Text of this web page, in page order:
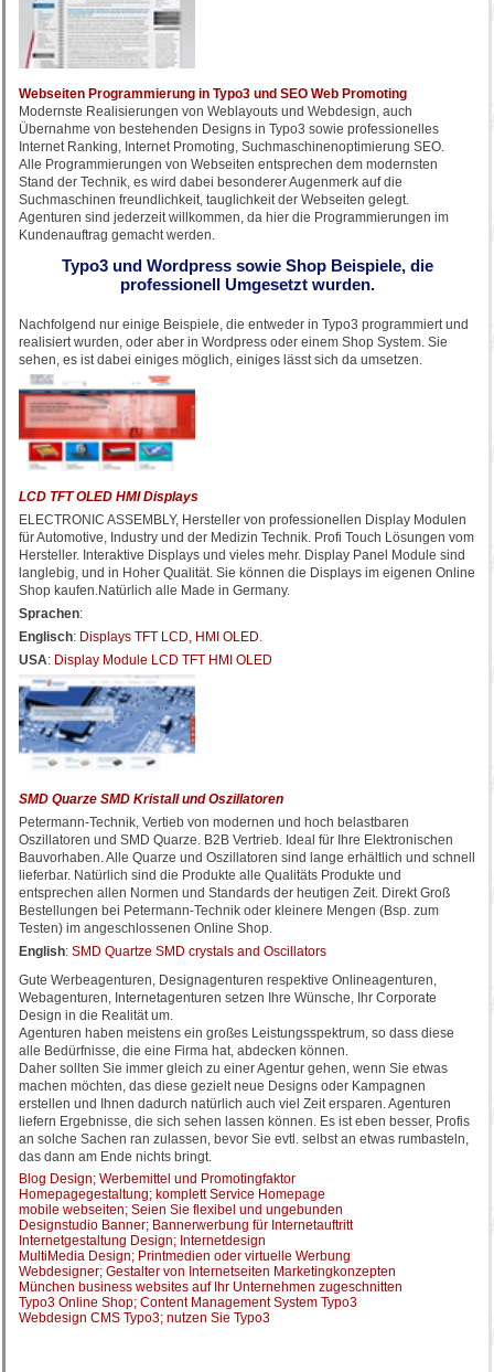
Webseiten Programmierung in Typo3 und SEO Web Promoting
Modernste Realisierungen von Weblayouts und Webdesign, auch
Übernahme von bestehenden Designs in Typo3 sowie professionelles
Internet Ranking, Internet Promoting, Suchmaschinenoptimierung SEO.
Alle Programmierungen von Webseiten entsprechen dem modernsten
Stand der Technik, es wird dabei besonderer Augenmerk auf die
Suchmaschinen freundlichkeit, tauglichkeit der Webseiten gelegt.
Agenturen sind jederzeit willkommen, da hier die Programmierungen im
Kundenauftrag gemacht werden.
Typo3 und Wordpress sowie Shop Beispiele, die
professionell Umgesetzt wurden.
Nachfolgend nur einige Beispiele, die entweder in Typo3 programmiert und
realisiert wurden, oder aber in Wordpress oder einem Shop System. Sie
sehen, es ist dabei einiges möglich, einiges lässt sich da umsetzen.
LCD TFT OLED HMI Displays
ELECTRONIC ASSEMBLY, Hersteller von professionellen Display Modulen
für Automotive, Industry und der Medizin Technik. Profi Touch Lösungen vom
Hersteller. Interaktive Displays und vieles mehr. Display Panel Module sind
langlebig, und in Hoher Qualität. Sie können die Displays im eigenen Online
Shop kaufen.Natürlich alle Made in Germany.
Sprachen:
Englisch: Displays TFT LCD, HMI OLED.
USA: Display Module LCD TFT HMI OLED
SMD Quarze SMD Kristall und Oszillatoren
Petermann-Technik, Vertieb von modernen und hoch belastbaren
Oszillatoren und SMD Quarze. B2B Vertrieb. Ideal für Ihre Elektronischen
Bauvorhaben. Alle Quarze und Oszillatoren sind lange erhältlich und schnell
lieferbar. Natürlich sind die Produkte alle Qualitäts Produkte und
entsprechen allen Normen und Standards der heutigen Zeit. Direkt Groß
Bestellungen bei Petermann-Technik oder kleinere Mengen (Bsp. zum
Testen) im angeschlossenen Online Shop.
English: SMD Quartze SMD crystals and Oscillators
Gute Werbeagenturen, Designagenturen respektive Onlineagenturen,
Webagenturen, Internetagenturen setzen Ihre Wünsche, Ihr Corporate
Design in die Realität um.
Agenturen haben meistens ein großes Leistungsspektrum, so dass diese
alle Bedürfnisse, die eine Firma hat, abdecken können.
Daher sollten Sie immer gleich zu einer Agentur gehen, wenn Sie etwas
machen möchten, das diese gezielt neue Designs oder Kampagnen
erstellen und Ihnen dadurch natürlich auch viel Zeit ersparen. Agenturen
liefern Ergebnisse, die sich sehen lassen können. Es ist eben besser, Profis
an solche Sachen ran zulassen, bevor Sie evtl. selbst an etwas rumbasteln,
das dann am Ende nichts bringt.
Blog Design; Werbemittel und Promotingfaktor
Homepagegestaltung; komplett Service Homepage
mobile webseiten; Seien Sie flexibel und ungebunden
Designstudio Banner; Bannerwerbung für Internetauftritt
Internetgestaltung Design; Internetdesign
MultiMedia Design; Printmedien oder virtuelle Werbung
Webdesigner; Gestalter von Internetseiten Marketingkonzepten
München business websites auf Ihr Unternehmen zugeschnitten
Typo3 Online Shop; Content Management System Typo3
Webdesign CMS Typo3; nutzen Sie Typo3